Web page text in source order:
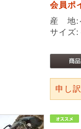
会員ポ
産 地:
サイ
申し